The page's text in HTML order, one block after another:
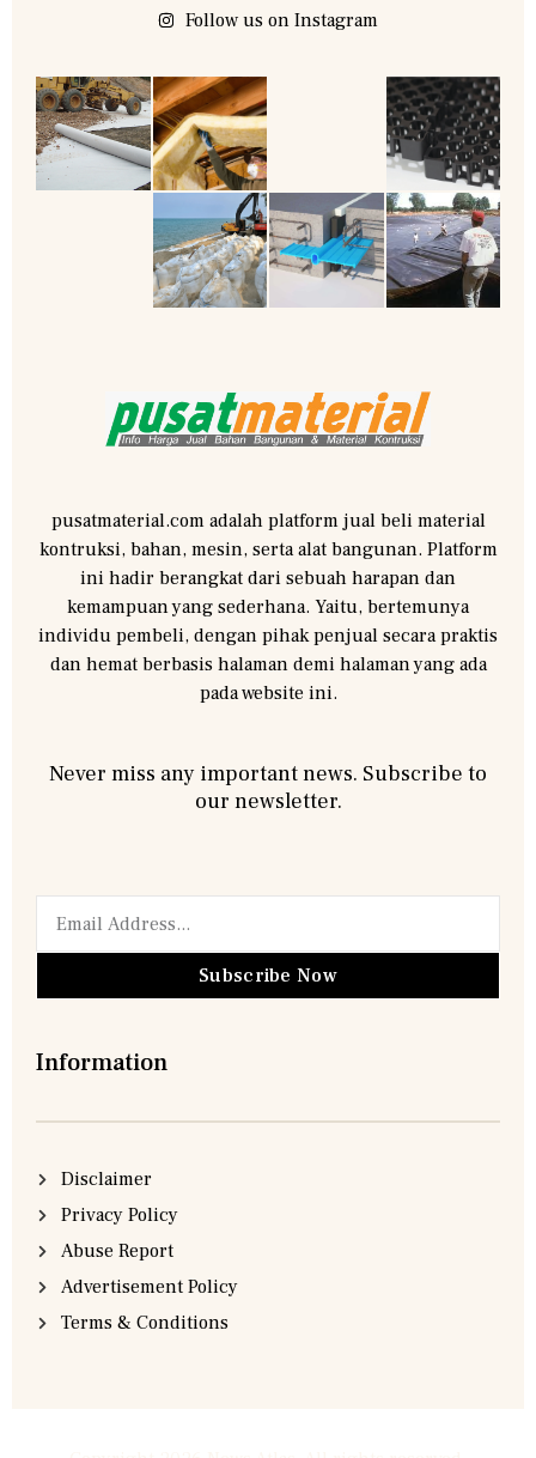
Follow us on Instagram
pusatmaterial.com adalah platform jual beli material
kontruksi, bahan, mesin, serta alat bangunan. Platform
ini hadir berangkat dari sebuah harapan dan
kemampuan yang sederhana. Yaitu, bertemunya
individu pembeli, dengan pihak penjual secara praktis
dan hemat berbasis halaman demi halaman yang ada
pada website ini.
Never miss any important news. Subscribe to
our newsletter.
Subscribe Now
Information
Disclaimer
Privacy Policy
Abuse Report
Advertisement Policy
Terms & Conditions